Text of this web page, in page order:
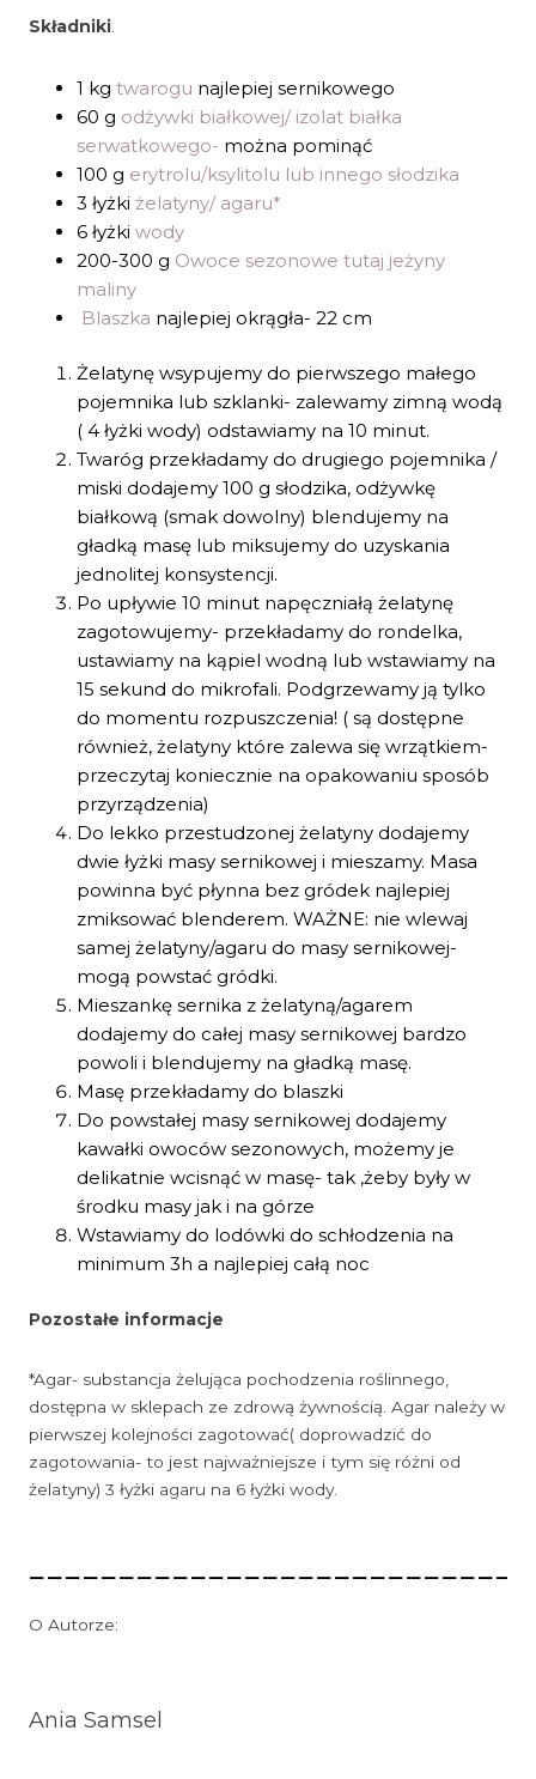
Składniki.
1 kg twarogu najlepiej sernikowego
60 g odżywki białkowej/ izolat białka
serwatkowego- można pominąć
100 g erytrolu/ksylitolu lub innego słodzika
3 łyżki żelatyny/ agaru*
6 łyżki wody
200-300 g Owoce sezonowe tutaj jeżyny
maliny
Blaszka najlepiej okrągła- 22 cm
Żelatynę wsypujemy do pierwszego małego
pojemnika lub szklanki- zalewamy zimną wodą
( 4 łyżki wody) odstawiamy na 10 minut.
Twaróg przekładamy do drugiego pojemnika /
miski dodajemy 100 g słodzika, odżywkę
białkową (smak dowolny) blendujemy na
gładką masę lub miksujemy do uzyskania
jednolitej konsystencji.
Po upływie 10 minut napęczniałą żelatynę
zagotowujemy- przekładamy do rondelka,
ustawiamy na kąpiel wodną lub wstawiamy na
15 sekund do mikrofali. Podgrzewamy ją tylko
do momentu rozpuszczenia! ( są dostępne
również, żelatyny które zalewa się wrzątkiem-
przeczytaj koniecznie na opakowaniu sposób
przyrządzenia)
Do lekko przestudzonej żelatyny dodajemy
dwie łyżki masy sernikowej i mieszamy. Masa
powinna być płynna bez gródek najlepiej
zmiksować blenderem. WAŻNE: nie wlewaj
samej żelatyny/agaru do masy sernikowej-
mogą powstać gródki.
Mieszankę sernika z żelatyną/agarem
dodajemy do całej masy sernikowej bardzo
powoli i blendujemy na gładką masę.
Masę przekładamy do blaszki
Do powstałej masy sernikowej dodajemy
kawałki owoców sezonowych, możemy je
delikatnie wcisnąć w masę- tak ,żeby były w
środku masy jak i na górze
Wstawiamy do lodówki do schłodzenia na
minimum 3h a najlepiej całą noc
Pozostałe informacje
*Agar- substancja żelująca pochodzenia roślinnego,
dostępna w sklepach ze zdrową żywnością. Agar należy w
pierwszej kolejności zagotować( doprowadzić do
zagotowania- to jest najważniejsze i tym się różni od
żelatyny) 3 łyżki agaru na 6 łyżki wody.
O Autorze:
Ania Samsel